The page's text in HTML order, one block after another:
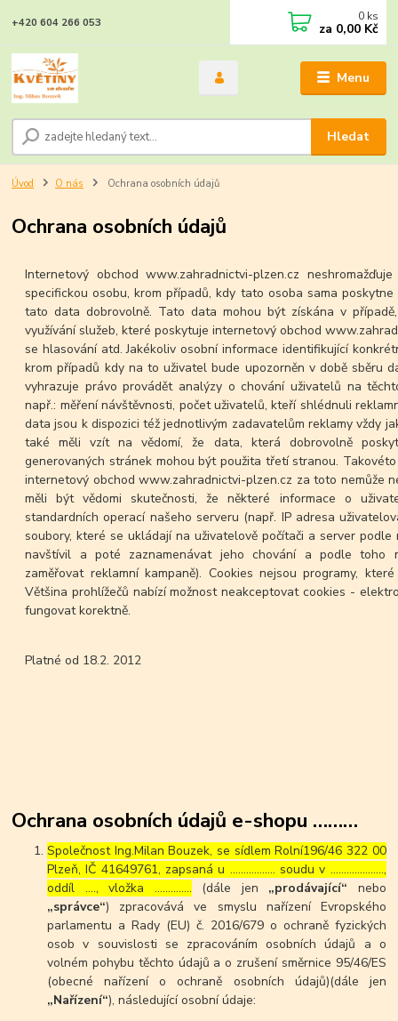
Menu
Hledat
+420 604 266 053 0 ks
za 0,00 Kč
Úvod O nás Ochrana osobních údajů
Ochrana osobních údajů
Internetový obchod www.zahradnictvi-plzen.cz
specifickou osobu, krom případů, kdy tato osoba sama
tato data dobrovolně. Tato data mohou být získána v
využívání služeb, které poskytuje internetový obchod
se hlasování atd. Jakékoliv osobní informace identifikující
krom případů kdy na to uživatel bude upozorněn v době sběru
vyhrazuje právo provádět analýzy o chování uživatelů na
např.: měření návštěvnosti, počet uživatelů, kteří shlédnuli
data jsou k dispozici též jednotlivým zadavatelům reklamy vždy
také měli vzít na vědomí, že data, která dobrovolně
generovaných stránek mohou být použita třetí stranou.
internetový obchod www.zahradnictvi-plzen.cz za toto nemůže
měli být vědomi skutečnosti, že některé informace o
standardních operací našeho serveru (např. IP adresa
soubory, které se ukládají na uživatelově počítači a server
navštívil a poté zaznamenávat jeho chování a podle toho
zaměřovat reklamní kampaně). Cookies nejsou programy,
Většina prohlížečů nabízí možnost neakceptovat cookies -
fungovat korektně.
Platné od 18.2. 2012
Ochrana osobních údajů e-shopu ………
Společnost Ing.Milan Bouzek, se sídlem Rolní196/46 322 00
Plzeň, IČ 41649761, zapsaná u …………….. soudu v ………………..,
oddíl …., vložka ………….. (dále jen „prodávající“ nebo
„správce“) zpracovává ve smyslu nařízení Evropského
parlamentu a Rady (EU) č. 2016/679 o ochraně fyzických
osob v souvislosti se zpracováním osobních údajů a o
volném pohybu těchto údajů a o zrušení směrnice 95/46/ES
(obecné nařízení o ochraně osobních údajů)(dále jen
„Nařízení“), následující osobní údaje: